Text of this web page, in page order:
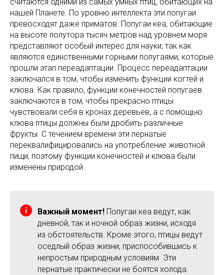
нашей Планете. По уровню интеллекта эти попугаи
превосходят даже приматов. Попугаи кеа, обитающие
на высоте полутора тысяч метров над уровнем моря
представляют особый интерес для науки, так как
являются единственными горными попугаями, которые
прошли этап переадаптации. Процесс переадаптации
заключался в том, чтобы изменить функции когтей и
клюва. Как правило, функции конечностей попугаев
заключаются в том, чтобы прекрасно птицы
чувствовали себя в кронах деревьев, а с помощью
клюва птицы должны были дробить различные
фрукты. С течением времени эти пернатые
переквалифицировались на употребление животной
пищи, поэтому функции конечностей и клюва были
изменены природой.
Важный момент! Попугаи кеа ведут, как
дневной, так и ночной образ жизни, исходя
из обстоятельств. Кроме этого, птицы ведут
оседлый образ жизни, приспособившись к
непростым природным условиям. Эти
пернатые практически не боятся холода.